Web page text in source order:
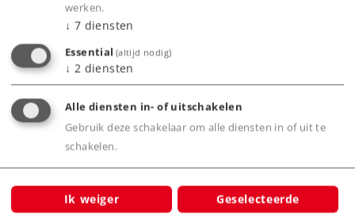
Digitale functies
Bijbehorende producten
werken.
↓ 7 diensten
Essential (altijd nodig)
↓ 2 diensten
Alle diensten in- of uitschakelen
Gebruik deze schakelaar om alle diensten in of uit te
schakelen.
Ik weiger Geselecteerde